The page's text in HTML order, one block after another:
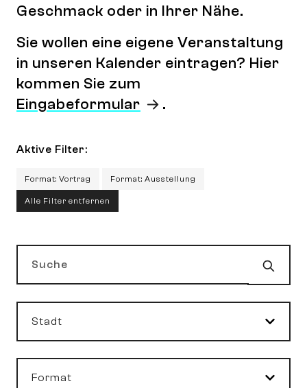
Geschmack oder in Ihrer Nähe.
Sie wollen eine eigene Veranstaltung
in unseren Kalender eintragen? Hier
kommen Sie zum
Eingabeformular
.
Aktive Filter:
Format: Vortrag Format: Ausstellung
Alle Filter entfernen
Suche
Stadt
Format